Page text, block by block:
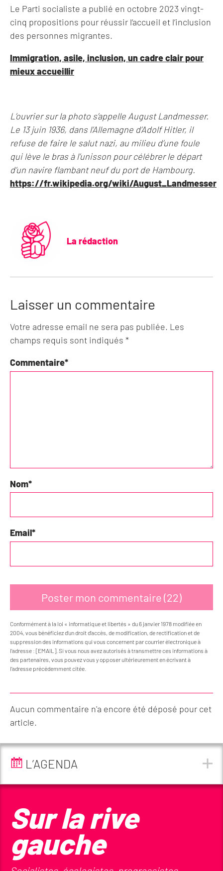
Le Parti socialiste a publié en octobre 2023 vingt-
cinq propositions pour réussir l’accueil et l’inclusion
des personnes migrantes.
Immigration, asile, inclusion, un cadre clair pour
mieux accueillir
L’ouvrier sur la photo s’appelle August Landmesser.
Le 13 juin 1936, dans l’Allemagne d’Adolf Hitler, il
refuse de faire le salut nazi, au milieu d’une foule
qui lève le bras à l’unisson pour célébrer le départ
d’un navire flambant neuf du port de Hambourg.
https://fr.wikipedia.org/wiki/August_Landmesser
La rédaction
Laisser un commentaire
Votre adresse email ne sera pas publiée. Les
champs requis sont indiqués *
Commentaire*
Nom*
Email*
Conformément à la loi « informatique et libertés » du 6 janvier 1978 modifiée en
2004, vous bénéficiez d’un droit d’accès, de modification, de rectification et de
suppression des informations qui vous concernent par courrier électronique à
l’adresse : [EMAIL]. Si vous nous avez autorisés à transmettre ces informations à
des partenaires, vous pouvez vous y opposer ultérieurement en écrivant à
l’adresse précédemment citée.
Aucun commentaire n'a encore été déposé pour cet
article.
L’AGENDA
Sur la rive
gauche